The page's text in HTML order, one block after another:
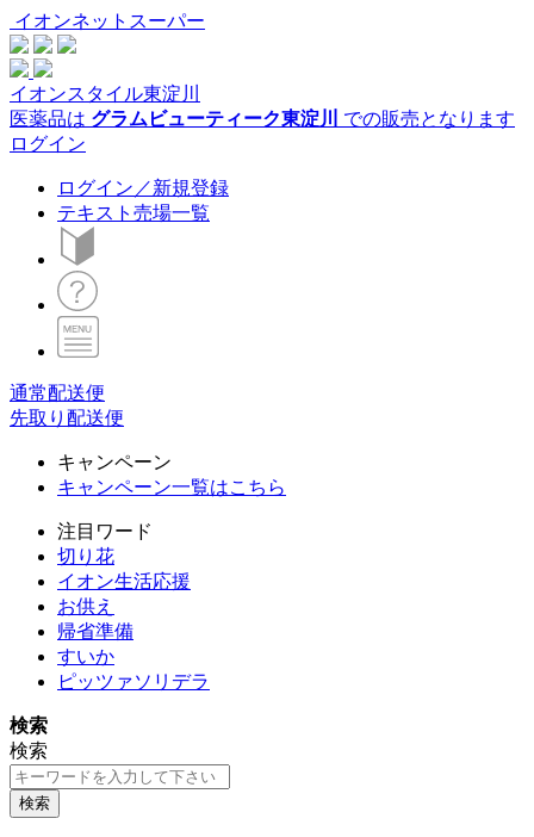
イオンネットスーパー
イオンスタイル東淀川
医薬品は グラムビューティーク東淀川
での販売となります
ログイン
ログイン／新規登録
テキスト売場一覧
通常配送便
先取り配送便
キャンペーン
キャンペーン一覧はこちら
注目ワード
切り花
イオン生活応援
お供え
帰省準備
すいか
ピッツァソリデラ
検索
検索
検索